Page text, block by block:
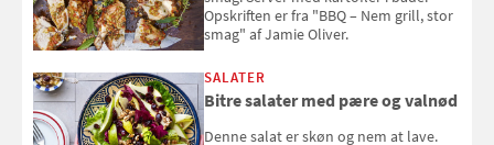
Opskriften er fra "BBQ – Nem grill, stor
smag" af Jamie Oliver.
SALATER
Bitre salater med pære og valnød
Denne salat er skøn og nem at lave.